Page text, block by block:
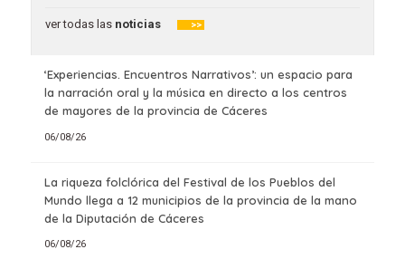
ver todas lasnoticias >>
‘Experiencias. Encuentros Narrativos’: un espacio para
la narración oral y la música en directo a los centros
de mayores de la provincia de Cáceres
06/08/26
La riqueza folclórica del Festival de los Pueblos del
Mundo llega a 12 municipios de la provincia de la mano
de la Diputación de Cáceres
06/08/26